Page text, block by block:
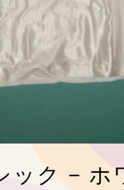
ック – ホ